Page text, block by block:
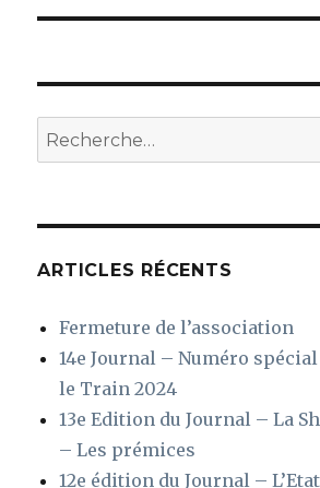
Recherche
pour
ARTICLES RÉCENTS
Fermeture de l’association
14e Journal – Numéro
le Train 2024
13e Edition du Journal – La
– Les prémices
12e édition du Journal –